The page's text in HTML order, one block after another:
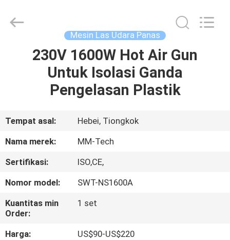
RUMAH
PRODUK
TENTANG
KAMI
TUR
PABRIK
KONTROL
Mingmai
Technology
Mesin Las Udara Panas
230V 1600W Hot Air Gun
Untuk Isolasi Ganda
Pengelasan Plastik
Tempat asal:
Hebei, Tiongkok
Nama merek:
MM-Tech
Sertifikasi:
ISO,CE,
Nomor model:
SWT-NS1600A
Kuantitas min
Order:
1 set
Harga:
US$90-US$220